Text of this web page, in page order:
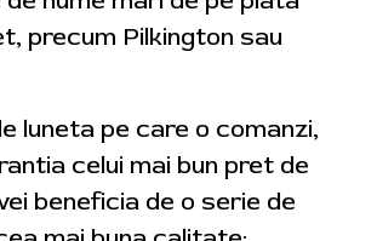
precum Pilkington sau
luneta pe care o comanzi,
celui mai bun pret de
beneficia de o serie de